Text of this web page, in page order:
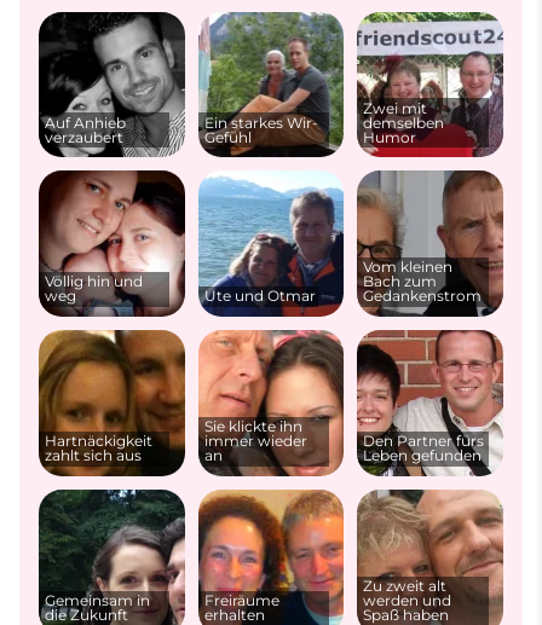
Auf Anhieb
verzaubert
Ein starkes Wir-
Gefühl
Zwei mit
demselben
Humor
Völlig hin und
weg
Ute und Otmar
Vom kleinen
Bach zum
Gedankenstrom
Hartnäckigkeit
zahlt sich aus
Sie klickte ihn
immer wieder
an
Den Partner fürs
Leben gefunden
Gemeinsam in
die Zukunft
Freiräume
erhalten
Zu zweit alt
werden und
Spaß haben